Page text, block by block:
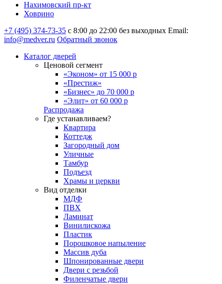
Нахимовский пр-кт
Ховрино
+7 (495) 374-73-35 с 8:00 до 22:00 без выходных Email:
info@medver.ru Обратный звонок
Каталог дверей
Ценовой сегмент
«Эконом» от 15 000 р
«Престиж»
«Бизнес» до 70 000 р
«Элит» от 60 000 р
Распродажа
Где устанавливаем?
Квартира
Коттедж
Загородный дом
Уличные
Тамбур
Подъезд
Храмы и церкви
Вид отделки
МДФ
ПВХ
Ламинат
Винилискожа
Пластик
Порошковое напыление
Массив дуба
Шпонированные двери
Двери с резьбой
Филенчатые двери